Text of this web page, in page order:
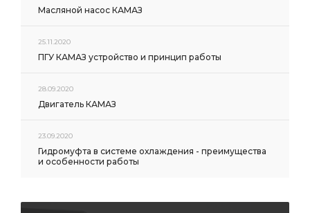
Масляной насос КАМАЗ
25.11.2020
ПГУ КАМАЗ устройство и принцип работы
28.09.2020
Двигатель КАМАЗ
23.09.2020
Гидромуфта в системе охлаждения - преимущества
и особенности работы